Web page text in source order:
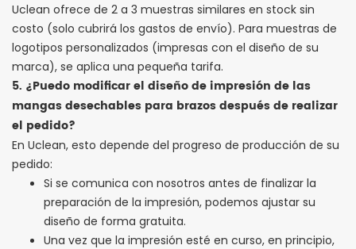
Uclean ofrece de 2 a 3 muestras similares en stock sin
costo (solo cubrirá los gastos de envío). Para muestras de
logotipos personalizados (impresas con el diseño de su
marca), se aplica una pequeña tarifa.
5. ¿Puedo modificar el diseño de impresión de las
mangas desechables para brazos después de realizar
el pedido?
En Uclean, esto depende del progreso de producción de su
pedido:
Si se comunica con nosotros antes de finalizar la
preparación de la impresión, podemos ajustar su
diseño de forma gratuita.
Una vez que la impresión esté en curso, en principio,